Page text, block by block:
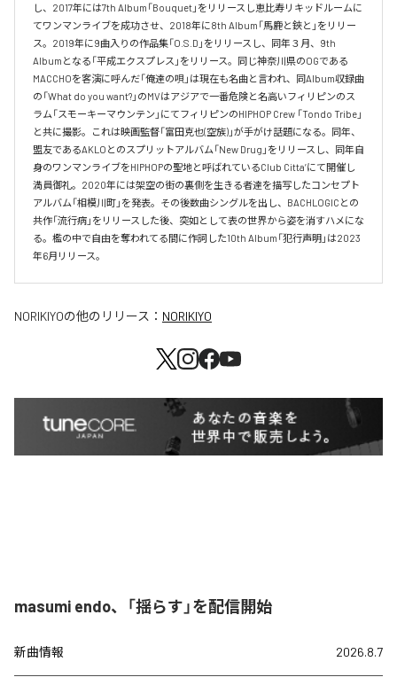
し、2017年には7th Album「Bouquet」をリリースし恵比寿リキッドルームに
てワンマンライブを成功させ、2018年に8th Album「馬鹿と鋏と」をリリー
ス。2019年に9曲入りの作品集「O.S.D」をリリースし、同年３月、9th
Albumとなる「平成エクスプレス」をリリース。同じ神奈川県のOGである
MACCHOを客演に呼んだ「俺達の唄」は現在も名曲と言われ、同Album収録曲
の「What do you want?」のMVはアジアで一番危険と名高いフィリピンのス
ラム「スモーキーマウンテン」にてフィリピンのHIPHOP Crew 「Tondo Tribe」
と共に撮影。これは映画監督「富田克也(空族)」が手がけ話題になる。同年、
盟友であるAKLOとのスプリットアルバム「New Drug」をリリースし、同年自
身のワンマンライブをHIPHOPの聖地と呼ばれているClub Citta’にて開催し
満員御礼。2020年には架空の街の裏側を生きる者達を描写したコンセプト
アルバム「相模川町」を発表。その後数曲シングルを出し、BACHLOGICとの
共作「流行病」をリリースした後、突如として表の世界から姿を消すハメにな
る。檻の中で自由を奪われてる間に作詞した10th Album「犯行声明」は2023
年6月リリース。
NORIKIYOの他のリリース： NORIKIYO
masumi endo、「揺らす」を配信開始
新曲情報 2026.8.7